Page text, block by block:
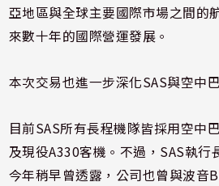
亞地區與全球主要國際市場之間的
來數十年的國際營運發展。
本次交易也進一步深化SAS與空中
目前SAS所有長程機隊皆採用空中
及現役A330客機。不過，SAS執
今年稍早曾透露，公司也曾與波音